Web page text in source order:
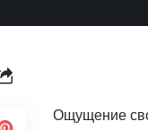
Ощущение